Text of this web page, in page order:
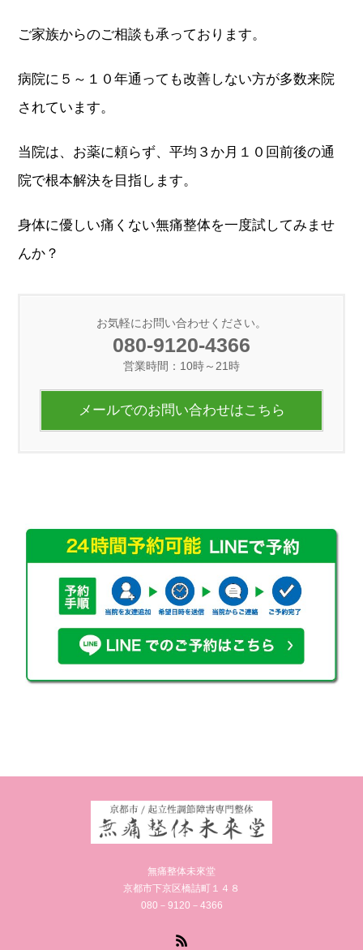
ご家族からのご相談も承っております。
病院に５～１０年通っても改善しない方が多数来院
されています。
当院は、お薬に頼らず、平均３か月１０回前後の通
院で根本解決を目指します。
身体に優しい痛くない無痛整体を一度試してみませ
んか？
お気軽にお問い合わせください。
080-9120-4366
営業時間：10時～21時
メールでのお問い合わせはこちら
無痛整体未來堂
京都市下京区橋詰町１４８
080－9120－4366